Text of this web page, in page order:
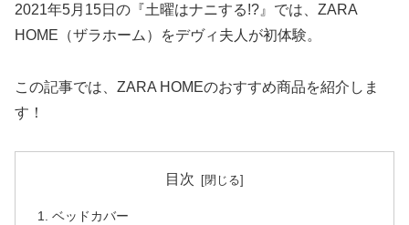
2021年5月15日の『土曜はナニする!?』では、ZARA
HOME（ザラホーム）をデヴィ夫人が初体験。
この記事では、ZARA HOMEのおすすめ商品を紹介しま
す！
目次
ベッドカバー